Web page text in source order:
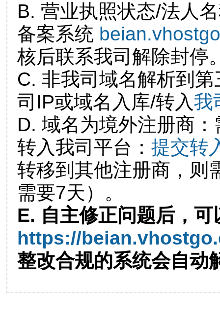
B. 营业执照状态/法人
备案系统
核后联系我司解除封停
C. 非我司域名解析到
司IP或域名入库/转入我
D. 域名为境外注册商
转入我司平台： 提交转
转移到其他注册商，则
需要7天）。
E. 自主修正问题后，可
https://
整改合规的系统会自动